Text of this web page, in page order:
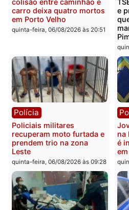
Polícia
Homem é encontrado
morto em residência no
bairro Colina Park em RO
sexta-feira, 07/08/2026 às 09:30
Polícia